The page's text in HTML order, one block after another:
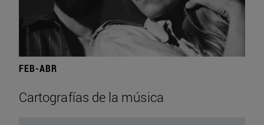
FEB-ABR
Cartografías de la música